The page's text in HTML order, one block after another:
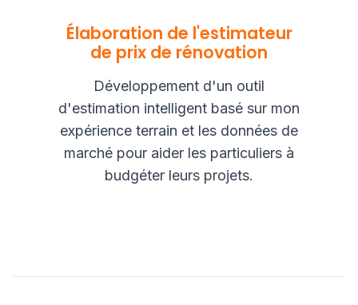
Élaboration de l'estimateur
de prix de rénovation
Développement d'un outil
d'estimation intelligent basé sur mon
expérience terrain et les données de
marché pour aider les particuliers à
budgéter leurs projets.